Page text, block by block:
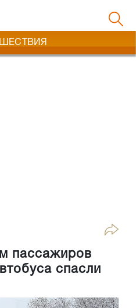
пассажиров
спасли